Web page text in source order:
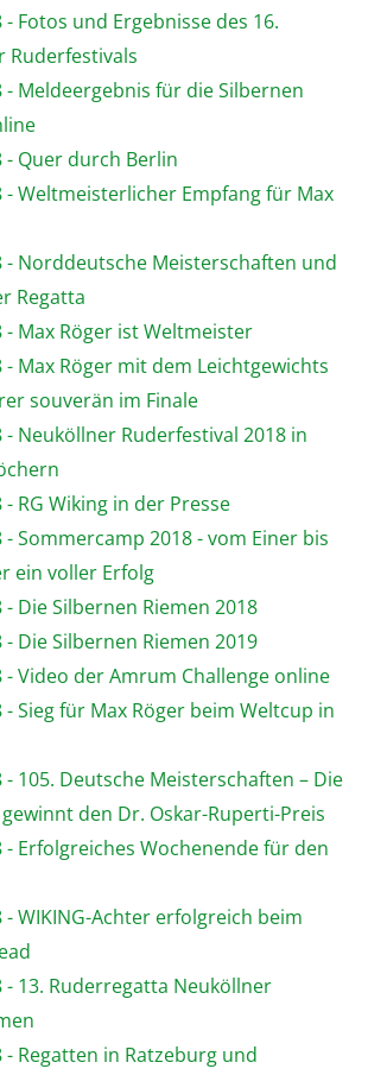
- Fotos und Ergebnisse des 16.
Ruderfestivals
- Meldeergebnis für die Silbernen
- Quer durch Berlin
- Weltmeisterlicher Empfang für Max
- Norddeutsche Meisterschaften und
Regatta
- Max Röger ist Weltmeister
- Max Röger mit dem Leichtgewichts
souverän im Finale
- Neuköllner Ruderfestival 2018 in
- RG Wiking in der Presse
- Sommercamp 2018 - vom Einer bis
ein voller Erfolg
- Die Silbernen Riemen 2018
- Die Silbernen Riemen 2019
- Video der Amrum Challenge online
- Sieg für Max Röger beim Weltcup in
- 105. Deutsche Meisterschaften – Die
gewinnt den Dr. Oskar-Ruperti-Preis
- Erfolgreiches Wochenende für den
- WIKING-Achter erfolgreich beim
- 13. Ruderregatta Neuköllner
- Regatten in Ratzeburg und